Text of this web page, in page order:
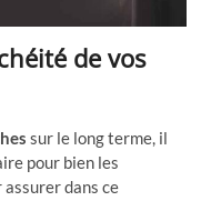
de vos
sur le long terme, il
pour bien les
dans ce